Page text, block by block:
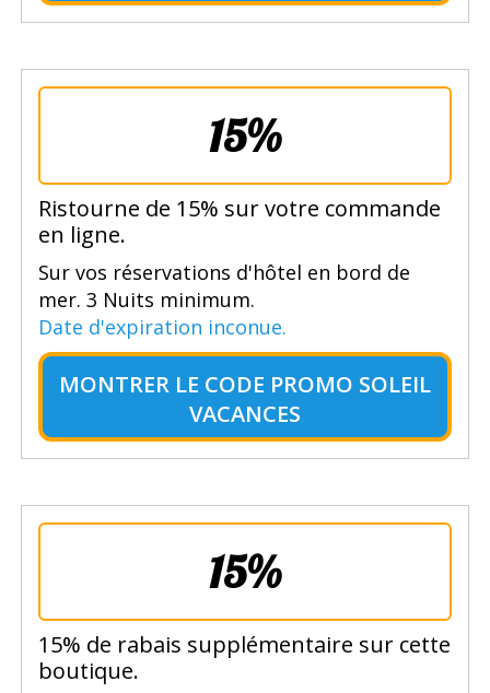
15%
Ristourne de 15% sur votre commande
en ligne.
Sur vos réservations d'hôtel en bord de
mer. 3 Nuits minimum.
Date d'expiration inconue.
MONTRER LE CODE PROMO SOLEIL
VACANCES
15%
15% de rabais supplémentaire sur cette
boutique.